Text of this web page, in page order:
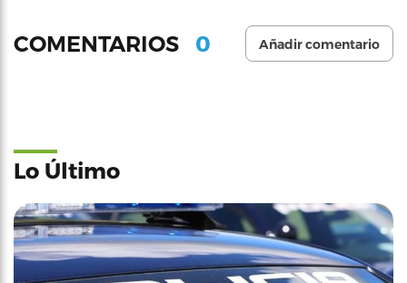
COMENTARIOS 0 Añadir comentario
Lo Último